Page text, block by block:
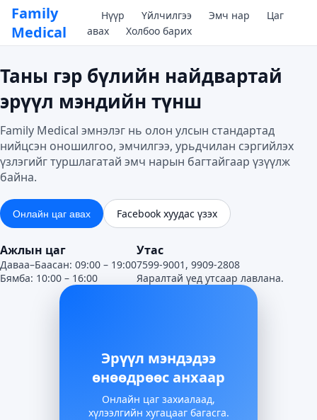
Family
Medical
Нүүр Үйлчилгээ Эмч нар
Цаг
авах
Холбоо барих
Таны гэр бүлийн найдвартай
эрүүл мэндийн түнш
Family Medical эмнэлэг нь олон улсын стандартад
нийцсэн оношилгоо, эмчилгээ, урьдчилан сэргийлэх
үзлэгийг туршлагатай эмч нарын багтайгаар үзүүлж
байна.
Онлайн цаг авах Facebook хуудас үзэх
Ажлын цаг
Даваа–Баасан: 09:00 – 19:00
Бямба: 10:00 – 16:00
Утас
7599-9001, 9909-2808
Яаралтай үед утсаар лавлана.
Эрүүл мэндэдээ
өнөөдрөөс анхаар
Онлайн цаг захиалаад,
хүлээлгийн хугацааг багасга.